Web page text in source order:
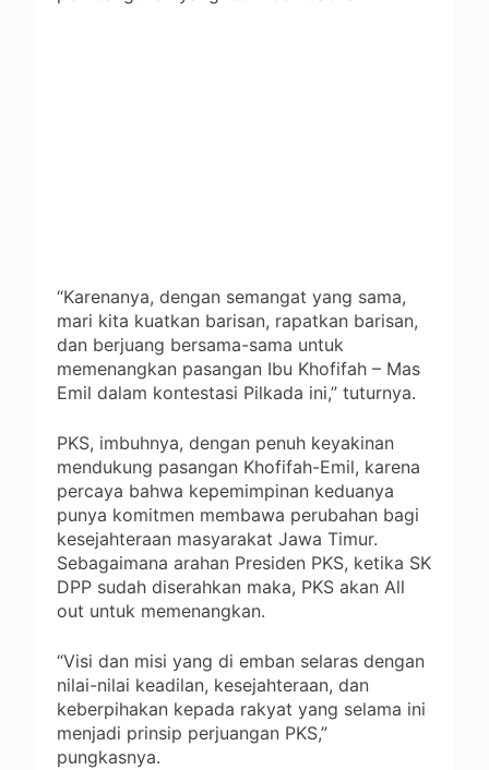
“Karenanya, dengan semangat yang sama,
mari kita kuatkan barisan, rapatkan barisan,
dan berjuang bersama-sama untuk
memenangkan pasangan Ibu Khofifah – Mas
Emil dalam kontestasi Pilkada ini,” tuturnya.
PKS, imbuhnya, dengan penuh keyakinan
mendukung pasangan Khofifah-Emil, karena
percaya bahwa kepemimpinan keduanya
punya komitmen membawa perubahan bagi
kesejahteraan masyarakat Jawa Timur.
Sebagaimana arahan Presiden PKS, ketika SK
DPP sudah diserahkan maka, PKS akan All
out untuk memenangkan.
“Visi dan misi yang di emban selaras dengan
nilai-nilai keadilan, kesejahteraan, dan
keberpihakan kepada rakyat yang selama ini
menjadi prinsip perjuangan PKS,”
pungkasnya.